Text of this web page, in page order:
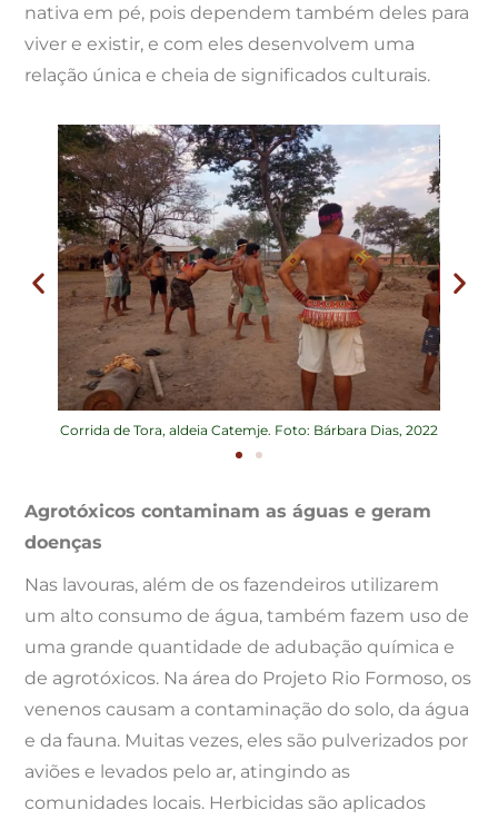
nativa em pé, pois dependem também deles para
viver e existir, e com eles desenvolvem uma
relação única e cheia de significados culturais.
Corrida de Tora, aldeia Catemje. Foto: Bárbara Dias, 2022
Agrotóxicos contaminam as águas e geram
doenças
Nas lavouras, além de os fazendeiros utilizarem
um alto consumo de água, também fazem uso de
uma grande quantidade de adubação química e
de agrotóxicos. Na área do Projeto Rio Formoso, os
venenos causam a contaminação do solo, da água
e da fauna. Muitas vezes, eles são pulverizados por
aviões e levados pelo ar, atingindo as
comunidades locais. Herbicidas são aplicados